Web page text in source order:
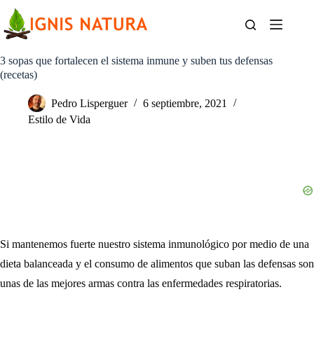
contenido
3 sopas que fortalecen el sistema inmune y suben tus defensas
(recetas)
Pedro Lisperguer
6 septiembre, 2021
Estilo de Vida
Si mantenemos fuerte nuestro sistema inmunológico por medio de una
dieta balanceada y el consumo de alimentos que suban las defensas son
unas de las mejores armas contra las enfermedades respiratorias.